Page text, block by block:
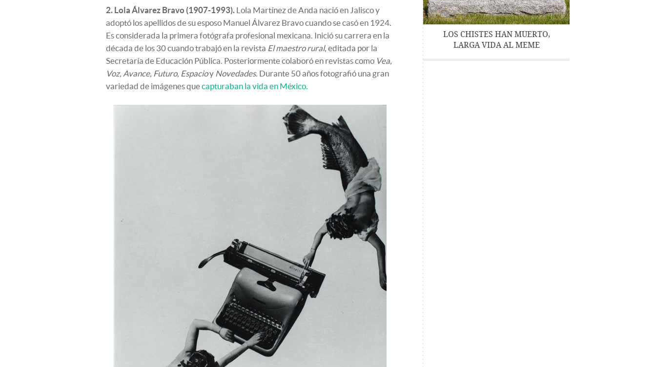
2. Lola Álvarez Bravo (1907-1993). Lola Martínez de Anda nació en Jalisco y
adoptó los apellidos de su esposo Manuel Álvarez Bravo cuando se casó en 1924.
Es considerada la primera fotógrafa profesional mexicana. Inició su carrera en la
década de los 30 cuando trabajó en la revista El maestro rural, editada por la
Secretaría de Educación Pública. Posteriormente colaboró en revistas como Vea,
Voz, Avance, Futuro, Espacioy Novedades. Durante 50 años fotografió una gran
variedad de imágenes quecapturaban la vida en México.
LOS CHISTES HAN MUERTO,
LARGA VIDA AL MEME